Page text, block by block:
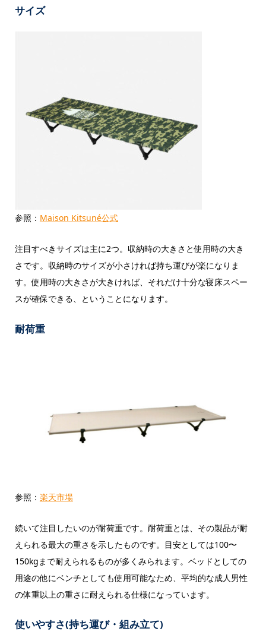
サイズ
参照： Maison Kitsuné公式
注目すべきサイズは主に2つ。収納時の大きさと使用時の大き
さです。収納時のサイズが小さければ持ち運びが楽になりま
す。使用時の大きさが大きければ、それだけ十分な寝床スペー
スが確保できる、ということになります。
耐荷重
参照： 楽天市場
続いて注目したいのが耐荷重です。耐荷重とは、その製品が耐
えられる最大の重さを示したものです。目安としては100〜
150kgまで耐えられるものが多くみられます。ベッドとしての
用途の他にベンチとしても使用可能なため、平均的な成人男性
の体重以上の重さに耐えられる仕様になっています。
使いやすさ(持ち運び・組み立て)